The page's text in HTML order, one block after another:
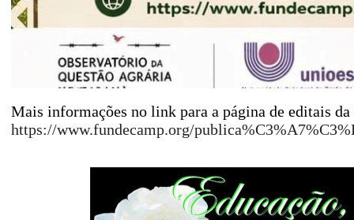
Mais informações no link para a página de editais da
https://www.fundecamp.org/